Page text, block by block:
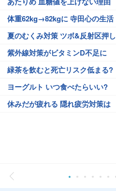
体重62kg→82kgに 寺田心の生活
夏のむくみ対策 ツボ&反射区押し
紫外線対策がビタミンD不足に
緑茶を飲むと死亡リスク低まる?
ヨーグルト いつ食べたらいい?
休みだが疲れる 隠れ疲労対策は